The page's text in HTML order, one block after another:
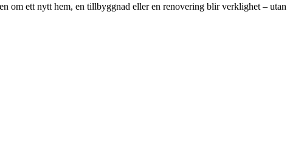
om ett nytt hem, en tillbyggnad eller en renovering blir verklighet – utan